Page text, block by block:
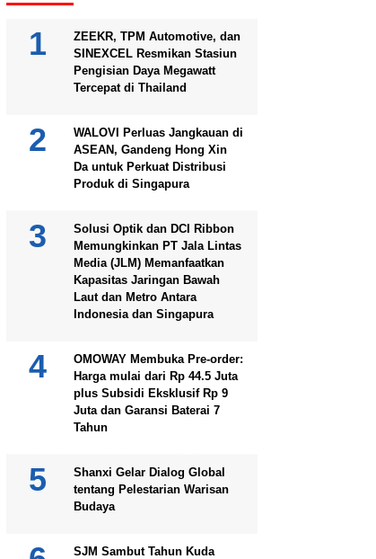
ZEEKR, TPM Automotive, dan
SINEXCEL Resmikan Stasiun
Pengisian Daya Megawatt
Tercepat di Thailand
WALOVI Perluas Jangkauan di
ASEAN, Gandeng Hong Xin
Da untuk Perkuat Distribusi
Produk di Singapura
Solusi Optik dan DCI Ribbon
Memungkinkan PT Jala Lintas
Media (JLM) Memanfaatkan
Kapasitas Jaringan Bawah
Laut dan Metro Antara
Indonesia dan Singapura
OMOWAY Membuka Pre-order:
Harga mulai dari Rp 44.5 Juta
plus Subsidi Eksklusif Rp 9
Juta dan Garansi Baterai 7
Tahun
Shanxi Gelar Dialog Global
tentang Pelestarian Warisan
Budaya
SJM Sambut Tahun Kuda